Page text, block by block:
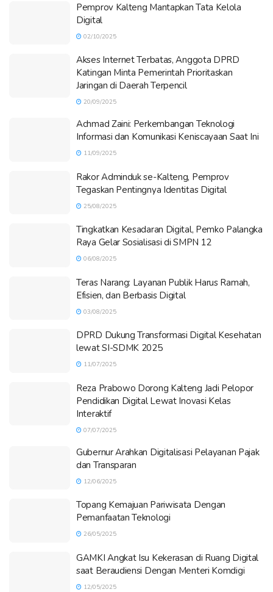
Pemprov Kalteng Mantapkan Tata Kelola
Digital
02/10/2025
Akses Internet Terbatas, Anggota DPRD
Katingan Minta Pemerintah Prioritaskan
Jaringan di Daerah Terpencil
20/09/2025
Achmad Zaini: Perkembangan Teknologi
Informasi dan Komunikasi Keniscayaan Saat Ini
11/09/2025
Rakor Adminduk se-Kalteng, Pemprov
Tegaskan Pentingnya Identitas Digital
25/08/2025
Tingkatkan Kesadaran Digital, Pemko Palangka
Raya Gelar Sosialisasi di SMPN 12
06/08/2025
Teras Narang: Layanan Publik Harus Ramah,
Efisien, dan Berbasis Digital
03/08/2025
DPRD Dukung Transformasi Digital Kesehatan
lewat SI-SDMK 2025
11/07/2025
Reza Prabowo Dorong Kalteng Jadi Pelopor
Pendidikan Digital Lewat Inovasi Kelas
Interaktif
07/07/2025
Gubernur Arahkan Digitalisasi Pelayanan Pajak
dan Transparan
12/06/2025
Topang Kemajuan Pariwisata Dengan
Pemanfaatan Teknologi
26/05/2025
GAMKI Angkat Isu Kekerasan di Ruang Digital
saat Beraudiensi Dengan Menteri Komdigi
12/05/2025